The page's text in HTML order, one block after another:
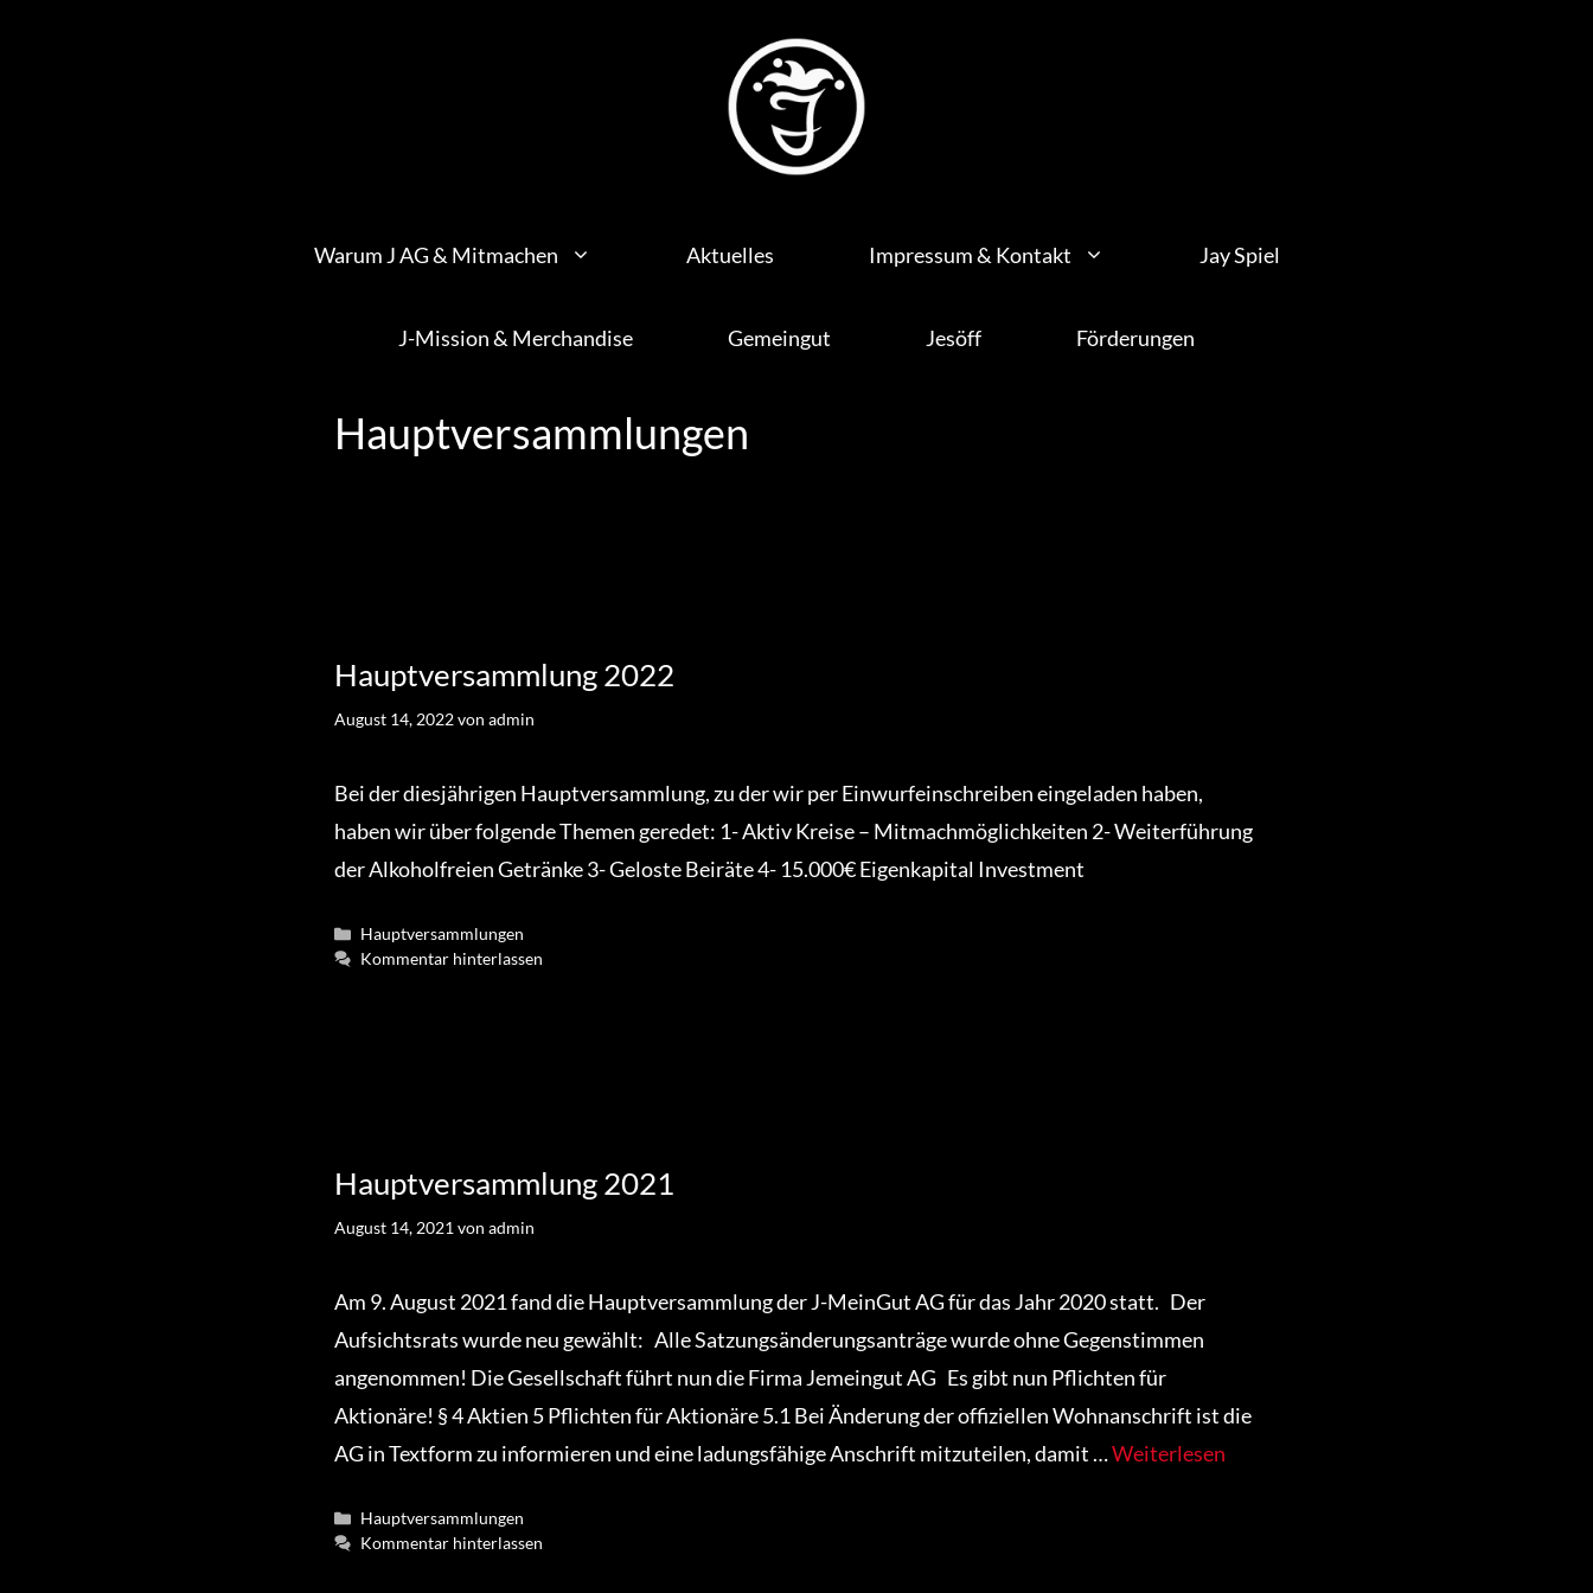
Warum J AG & Mitmachen Aktuelles Impressum & Kontakt Jay Spiel
J-Mission & Merchandise Gemeingut Jesöff Förderungen
Hauptversammlungen
Hauptversammlung 2022
August 14, 2022von admin
Bei der diesjährigen Hauptversammlung, zu der wir per Einwurfeinschreiben eingeladen haben,
haben wir über folgende Themen geredet: 1- Aktiv Kreise – Mitmachmöglichkeiten 2- Weiterführung
der Alkoholfreien Getränke 3- Geloste Beiräte 4- 15.000€ Eigenkapital Investment
Kategorien
Hauptversammlungen
Kommentar hinterlassen
Hauptversammlung 2021
August 14, 2021 von admin
Am 9. August 2021 fand die Hauptversammlung der J-MeinGut AG für das Jahr 2020 statt. Der
Aufsichtsrats wurde neu gewählt: Alle Satzungsänderungsanträge wurde ohne Gegenstimmen
angenommen! Die Gesellschaft führt nun die Firma Jemeingut AG Es gibt nun Pflichten für
Aktionäre! § 4 Aktien 5 Pflichten für Aktionäre 5.1 Bei Änderung der offiziellen Wohnanschrift ist die
AG in Textform zu informieren und eine ladungsfähige Anschrift mitzuteilen, damit …Weiterlesen
Kategorien
Hauptversammlungen
Kommentar hinterlassen